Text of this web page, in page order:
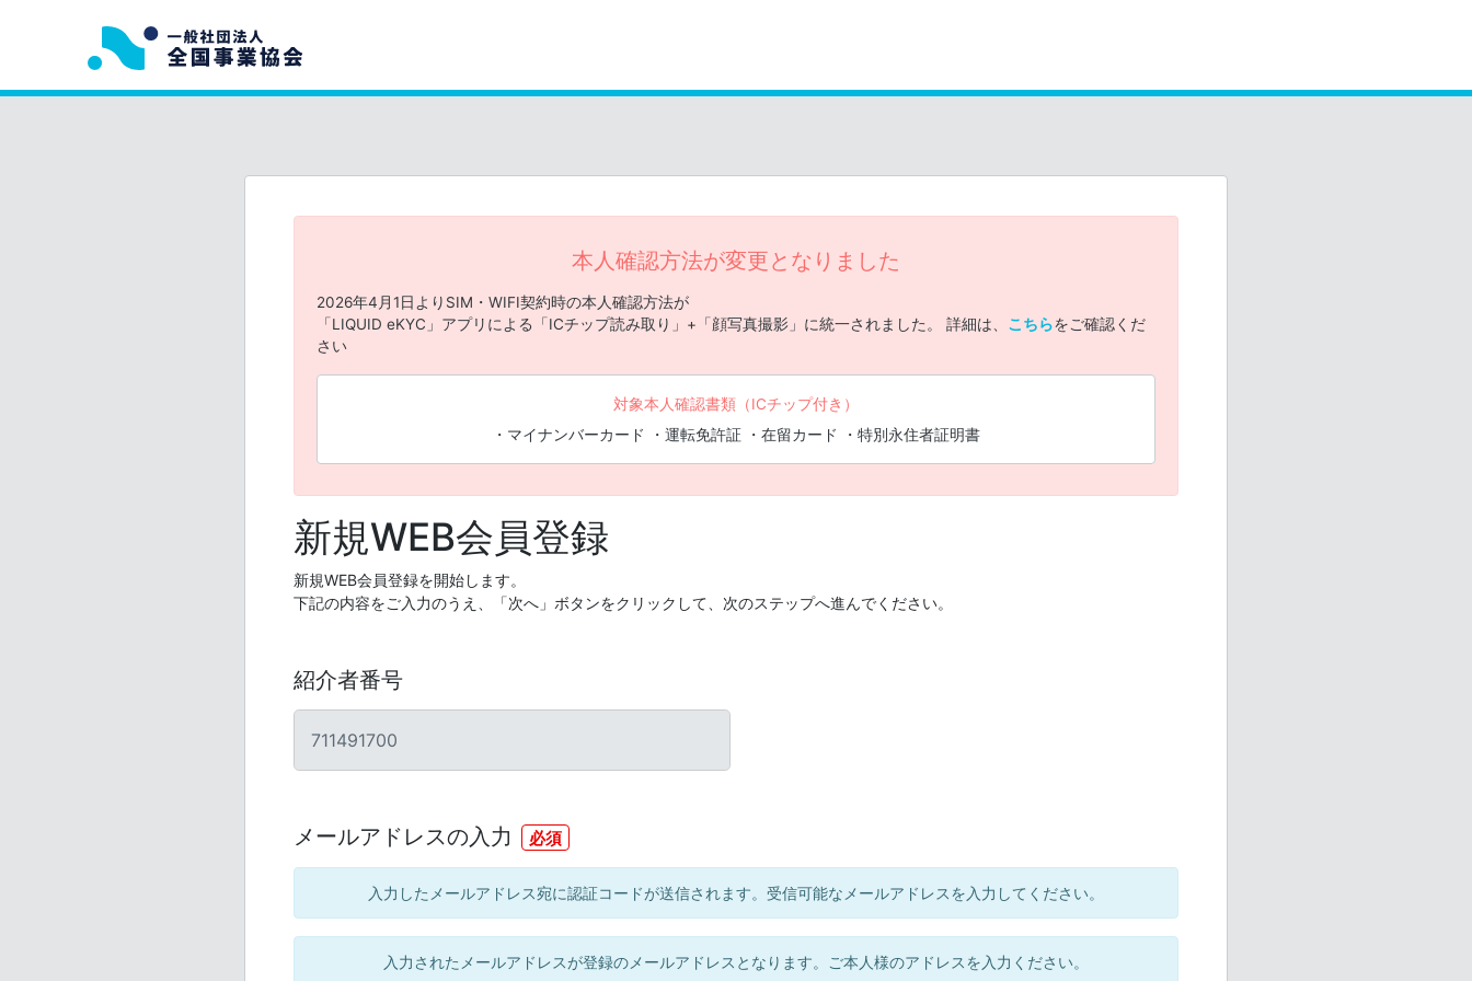
本人確認方法が変更となりました
2026年4月1日よりSIM・WIFI契約時の本人確認方法が
「LIQUID eKYC」アプリによる「ICチップ読み取り」+「顔写真撮影」に統一されました。 詳細は、 こちらをご確認くだ
さい
対象本人確認書類（ICチップ付き）
・マイナンバーカード ・運転免許証 ・在留カード ・特別永住者証明書
新規WEB会員登録
新規WEB会員登録を開始します。
下記の内容をご入力のうえ、「次へ」ボタンをクリックして、次のステップへ進んでください。
紹介者番号
711491700
メールアドレスの入力 必須
入力したメールアドレス宛に認証コードが送信されます。受信可能なメールアドレスを入力してください。
入力されたメールアドレスが登録のメールアドレスとなります。ご本人様のアドレスを入力ください。